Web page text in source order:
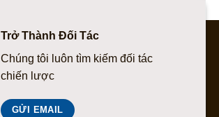
Trở Thành Đối Tác
Chúng tôi luôn tìm kiếm đối tác
chiến lược
GỬI EMAIL